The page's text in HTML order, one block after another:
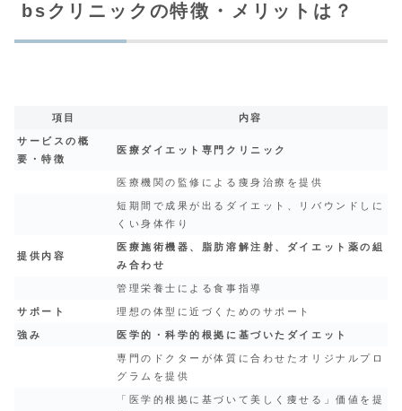
bsクリニックの特徴・メリットは？
項目 内容
サービスの概
要・特徴
医療ダイエット専門クリニック
医療機関の監修による痩身治療を提供
短期間で成果が出るダイエット、リバウンドしに
くい身体作り
提供内容
医療施術機器、脂肪溶解注射、ダイエット薬の組
み合わせ
管理栄養士による食事指導
サポート 理想の体型に近づくためのサポート
強み 医学的・科学的根拠に基づいたダイエット
専門のドクターが体質に合わせたオリジナルプロ
グラムを提供
「医学的根拠に基づいて美しく痩せる」価値を提